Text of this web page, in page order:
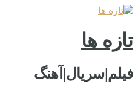
تازه ها
فیلم|سریال|آهنگ